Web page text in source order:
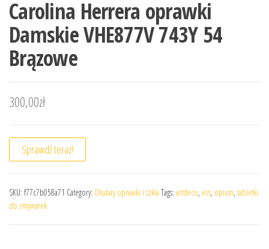
Carolina Herrera oprawki
Damskie VHE877V 743Y 54
Brązowe
300,00zł
Sprawdź teraz!
SKU: f77c7b058a71 Category: Okulary oprawki i szkła Tags: artdeco, exs, opium, tabletki
do zmywarek